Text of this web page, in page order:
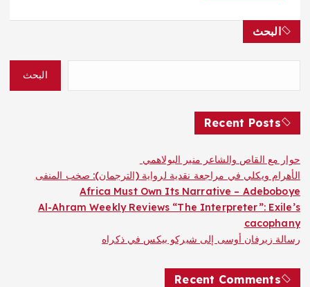
البحث
البحث
Recent Posts
حوار مع القاص والشاعر منير البولاهمي
الأهرام ويكلي في مراجعة نقدية لرواية (الترجمان): صخب المنفى
Africa Must Own Its Narrative – Adeboboye
Al-Ahram Weekly Reviews “The Interpreter”: Exile’s
cacophany
رسالة زيرفان أوسى إلى شيركو بيكس في ذكراه
Recent Comments